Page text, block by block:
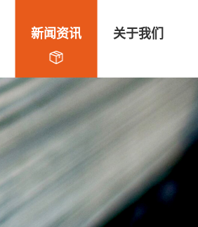
新闻资讯 关于我们